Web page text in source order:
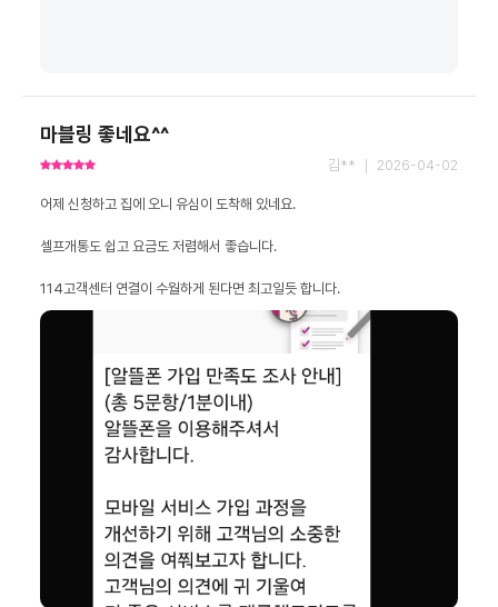
마블링 좋네요^^
김** ｜ 2026-04-02
114고객센터 연결이 수월하게 된다면 최고일듯 합니다.